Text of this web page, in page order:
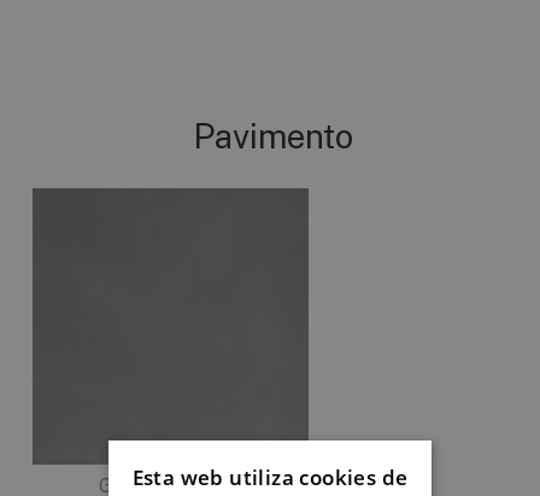
Pavimento
GRIS NATURAL
Esta web utiliza cookies de